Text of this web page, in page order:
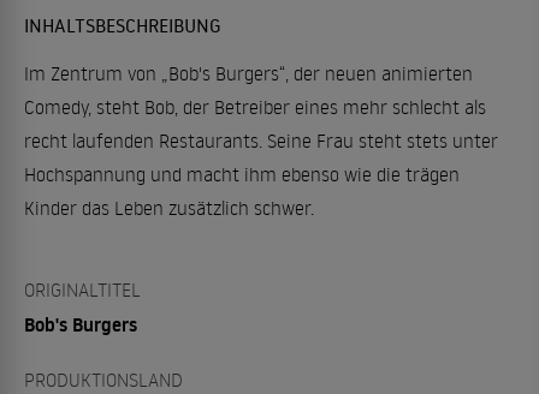
INHALTSBESCHREIBUNG
Im Zentrum von „Bob's Burgers“, der neuen animierten
Comedy, steht Bob, der Betreiber eines mehr schlecht als
recht laufenden Restaurants. Seine Frau steht stets unter
Hochspannung und macht ihm ebenso wie die trägen
Kinder das Leben zusätzlich schwer.
ORIGINALTITEL
Bob's Burgers
PRODUKTIONSLAND